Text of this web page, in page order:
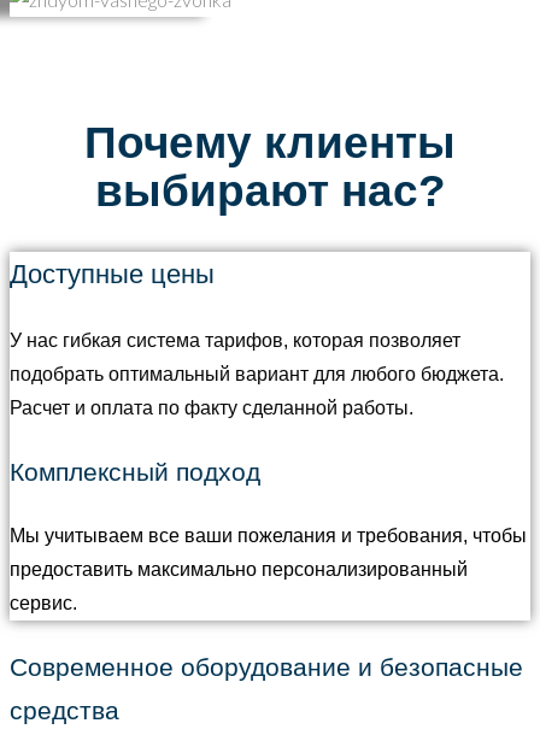
Почему клиенты
выбирают нас?
Доступные цены
У нас гибкая система тарифов, которая позволяет
подобрать оптимальный вариант для любого бюджета.
Расчет и оплата по факту сделанной работы.
Комплексный подход
Мы учитываем все ваши пожелания и требования, чтобы
предоставить максимально персонализированный
сервис.
Современное оборудование и безопасные
средства